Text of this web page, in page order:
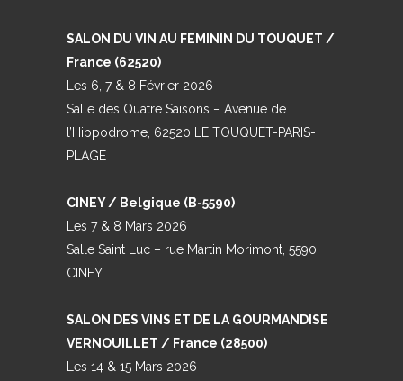
SALON DU VIN AU FEMININ DU TOUQUET /
France (62520)
Les 6, 7 & 8 Février 2026
Salle des Quatre Saisons – Avenue de
l’Hippodrome, 62520 LE TOUQUET-PARIS-
PLAGE
CINEY / Belgique (B-5590)
Les 7 & 8 Mars 2026
Salle Saint Luc – rue Martin Morimont, 5590
CINEY
SALON DES VINS ET DE LA GOURMANDISE
VERNOUILLET / France (28500)
Les 14 & 15 Mars 2026